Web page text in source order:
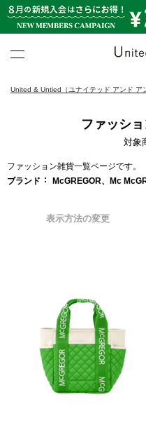
United & Untied（ユナイテッド アンド ア
ファッシ
対象
ファッション雑貨一覧ページです。
ブランド
McGREGOR、Mc
表示方法の変更